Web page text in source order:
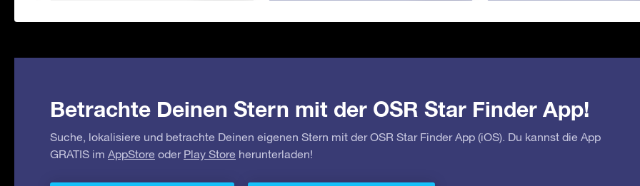
Betrachte Deinen Stern mit der OSR Star Finder App!
Suche, lokalisiere und betrachte Deinen eigenen Stern mit der OSR Star Finder App (iOS). Du kannst die App
GRATIS im AppStore oder Play Store herunterladen!